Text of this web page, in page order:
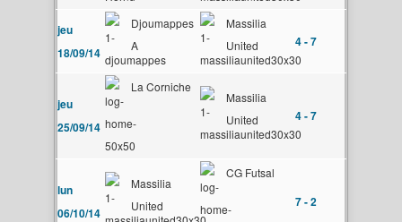
jeu
18/09/14
Djoumappes
A
Massilia
United
4 - 7
jeu
25/09/14
La Corniche
Massilia
United
4 - 7
lun
06/10/14
Massilia
United
CG Futsal
7 - 2